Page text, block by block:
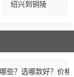
绍兴到铜陵
些？选哪款好？价格